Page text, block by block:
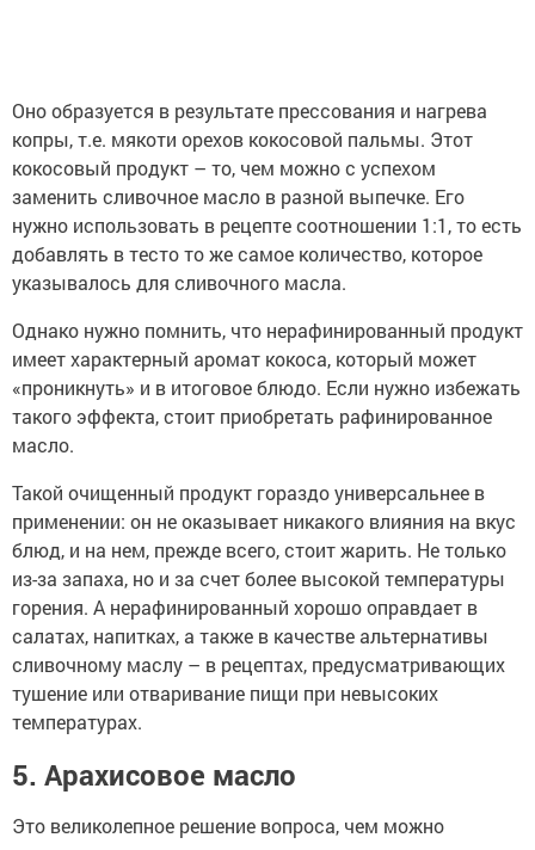
Оно образуется в результате прессования и нагрева
копры, т.е. мякоти орехов кокосовой пальмы. Этот
кокосовый продукт – то, чем можно с успехом
заменить сливочное масло в разной выпечке. Его
нужно использовать в рецепте соотношении 1:1, то есть
добавлять в тесто то же самое количество, которое
указывалось для сливочного масла.
Однако нужно помнить, что нерафинированный продукт
имеет характерный аромат кокоса, который может
«проникнуть» и в итоговое блюдо. Если нужно избежать
такого эффекта, стоит приобретать рафинированное
масло.
Такой очищенный продукт гораздо универсальнее в
применении: он не оказывает никакого влияния на вкус
блюд, и на нем, прежде всего, стоит жарить. Не только
из-за запаха, но и за счет более высокой температуры
горения. А нерафинированный хорошо оправдает в
салатах, напитках, а также в качестве альтернативы
сливочному маслу – в рецептах, предусматривающих
тушение или отваривание пищи при невысоких
температурах.
5. Арахисовое масло
Это великолепное решение вопроса, чем можно